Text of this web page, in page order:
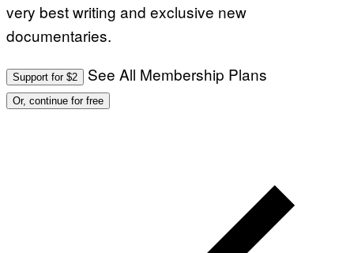
very best writing and exclusive new
documentaries.
Support for $2 See All Membership Plans
Or, continue for free